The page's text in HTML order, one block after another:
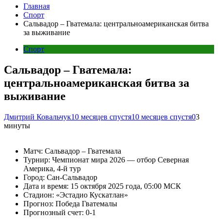
Главная
Спорт
Сальвадор – Гватемала: центральноамериканская битва
за выживание
Спорт
Сальвадор – Гватемала:
центральноамериканская битва за
выживание
Дмитрий Ковальчук10 месяцев спустя10 месяцев спустя03
минуты
Матч: Сальвадор – Гватемала
Турнир: Чемпионат мира 2026 — отбор Северная
Америка, 4-й тур
Город: Сан-Сальвадор
Дата и время: 15 октября 2025 года, 05:00 МСК
Стадион: «Эстадио Кускатлан»
Прогноз: Победа Гватемалы
Прогнозный счет: 0-1